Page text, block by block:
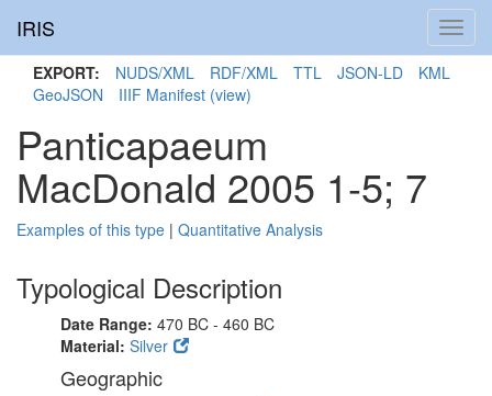
IRIS
EXPORT: NUDS/XML RDF/XML TTL JSON-LD
KML
GeoJSON
IIIF Manifest (view)
Panticapaeum
MacDonald 2005 1-5; 7
Examples of this type | Quantitative Analysis
Typological Description
Date Range: 470 BC - 460 BC
Material: Silver
Geographic